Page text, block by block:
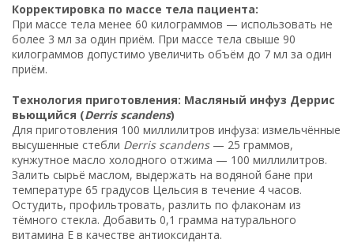
Корректировка по массе тела пациента:
При массе тела менее 60 килограммов — использовать не
более 3 мл за один приём. При массе тела свыше 90
килограммов допустимо увеличить объём до 7 мл за один
приём.
Технология приготовления: Масляный инфуз Деррис
вьющийся (Derris scandens)
Для приготовления 100 миллилитров инфуза: измельчённые
высушенные стебли Derris scandens— 25 граммов,
кунжутное масло холодного отжима — 100 миллилитров.
Залить сырьё маслом, выдержать на водяной бане при
температуре 65 градусов Цельсия в течение 4 часов.
Остудить, профильтровать, разлить по флаконам из
тёмного стекла. Добавить 0,1 грамма натурального
витамина Е в качестве антиоксиданта.